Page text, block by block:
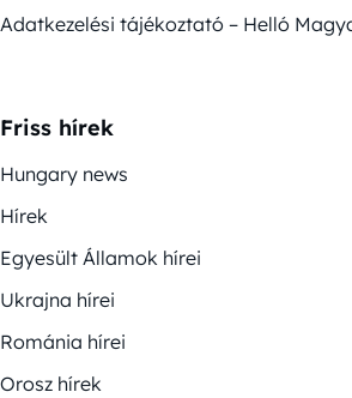
Adatkezelési tájékoztató – Helló
Friss hírek
Hungary news
Hírek
Egyesült Államok hírei
Ukrajna hírei
Románia hírei
Orosz hírek